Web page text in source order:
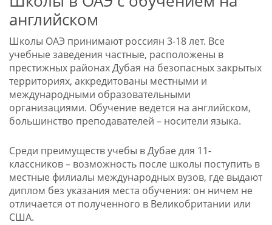
английском
Школы ОАЭ принимают россиян 3-18 лет. Все
учебные заведения частные, расположены в
престижных районах Дубая на безопасных закрытых
территориях, аккредитованы местными и
международными образовательными
организациями. Обучение ведется на английском,
большинство преподавателей – носители языка.
Среди преимуществ учебы в Дубае для 11-
классников – возможность после школы поступить в
местные филиалы международных вузов, где выдают
диплом без указания места обучения: он ничем не
отличается от полученного в Великобритании или
США.